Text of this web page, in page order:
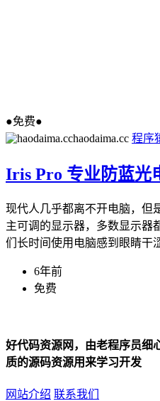
●免费●
haodaima.cc 程序
Iris Pro 专业防蓝光
现代人几乎都离不开电脑，但
主可调的显示器，多数显示器
们长时间使用电脑感到眼睛干
6年前
免费
好代码资源网，由老程序员细
质的源码资源用来学习开发
网站介绍 联系我们